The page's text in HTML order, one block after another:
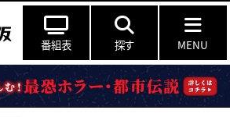
番組表 探す MENU